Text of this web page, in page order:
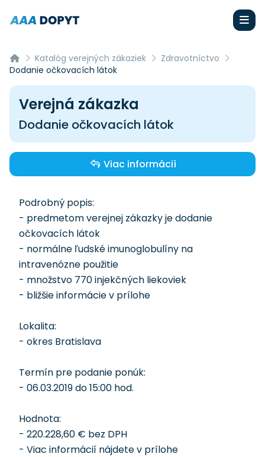
Katalóg verejných zákaziek
Zdravotníctvo
Dodanie očkovacích látok
Verejná zákazka
Dodanie očkovacích látok
Viac informácií
Podrobný popis:
- predmetom verejnej zákazky je dodanie
očkovacích látok
- normálne ľudské imunoglobulíny na
intravenózne použitie
- množstvo 770 injekčných liekoviek
- bližšie informácie v prílohe
Lokalita:
- okres Bratislava
Termín pre podanie ponúk:
- 06.03.2019 do 15:00 hod.
Hodnota:
- 220.228,60 € bez DPH
- Viac informácií nájdete v prílohe